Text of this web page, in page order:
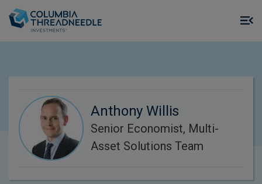
Anthony Willis
Senior Economist, Multi-
Asset Solutions Team